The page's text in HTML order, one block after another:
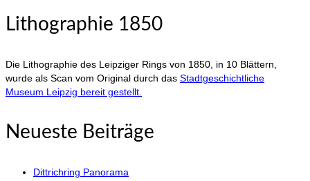
Lithographie 1850
Die Lithographie des Leipziger Rings von 1850, in 10 Blättern,
wurde als Scan vom Original durch das Stadtgeschichtliche
Museum Leipzig bereit gestellt.
Neueste Beiträge
Dittrichring Panorama